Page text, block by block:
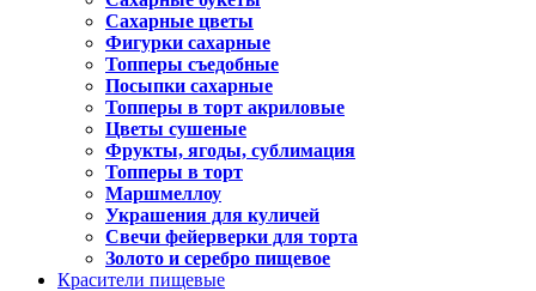
Сахарные цветы
Фигурки сахарные
Топперы съедобные
Посыпки сахарные
Топперы в торт акриловые
Цветы сушеные
Фрукты, ягоды, сублимация
Топперы в торт
Маршмеллоу
Украшения для куличей
Свечи фейерверки для торта
Золото и серебро пищевое
Красители пищевые